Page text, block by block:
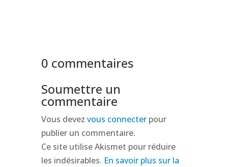
0 commentaires
Soumettre un
commentaire
Vous devez vous connecterpour
publier un commentaire.
Ce site utilise Akismet pour réduire
les indésirables. En savoir plus sur la